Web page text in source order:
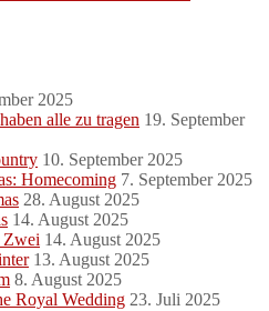
2025
alle zu tragen 19. September
10. September 2025
Homecoming 7. September 2025
28. August 2025
14. August 2025
Zwei 14. August 2025
13. August 2025
8. August 2025
Royal Wedding 23. Juli 2025